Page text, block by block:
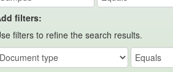
filters:
filters to refine the search results.